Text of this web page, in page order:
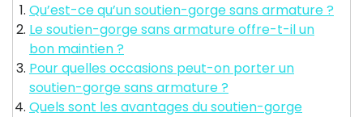
Qu’est-ce qu’un soutien-gorge sans armature ?
Le soutien-gorge sans armature offre-t-il un
bon maintien ?
Pour quelles occasions peut-on porter un
soutien-gorge sans armature ?
Quels sont les avantages du soutien-gorge